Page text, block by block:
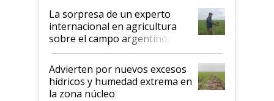
La sorpresa de un experto
internacional en agricultura
sobre el campo argentino:
"Estoy muy impresionado"
Advierten por nuevos excesos
hídricos y humedad extrema en
la zona núcleo